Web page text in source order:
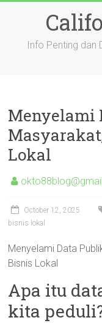
Info Penting dan
Menyelami
Lokal
October 12, 2025
bisnis lokal
Menyelami Data
Bisnis Lokal
Apa itu
kita